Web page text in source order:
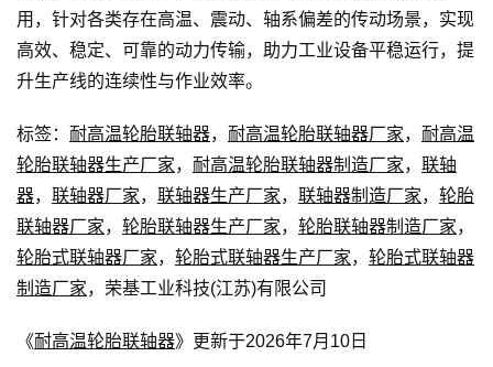
用，针对各类存在高温、震动、轴系偏差的传动场景，实现
高效、稳定、可靠的动力传输，助力工业设备平稳运行，提
升生产线的连续性与作业效率。
标签： 耐高温轮胎联轴器， 耐高温轮胎联轴器厂家， 耐高温
轮胎联轴器生产厂家， 耐高温轮胎联轴器制造厂家， 联轴
器， 联轴器厂家， 联轴器生产厂家， 联轴器制造厂家， 轮胎
联轴器厂家， 轮胎联轴器生产厂家， 轮胎联轴器制造厂家，
轮胎式联轴器厂家， 轮胎式联轴器生产厂家， 轮胎式联轴器
制造厂家，荣基工业科技(江苏)有限公司
《耐高温轮胎联轴器》更新于2026年7月10日